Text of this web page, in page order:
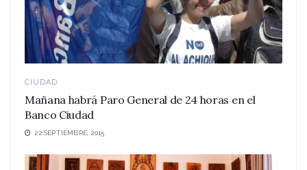
CIUDAD
Mañana habrá Paro General de 24 horas en el
Banco Ciudad
22 SEPTIEMBRE, 2015